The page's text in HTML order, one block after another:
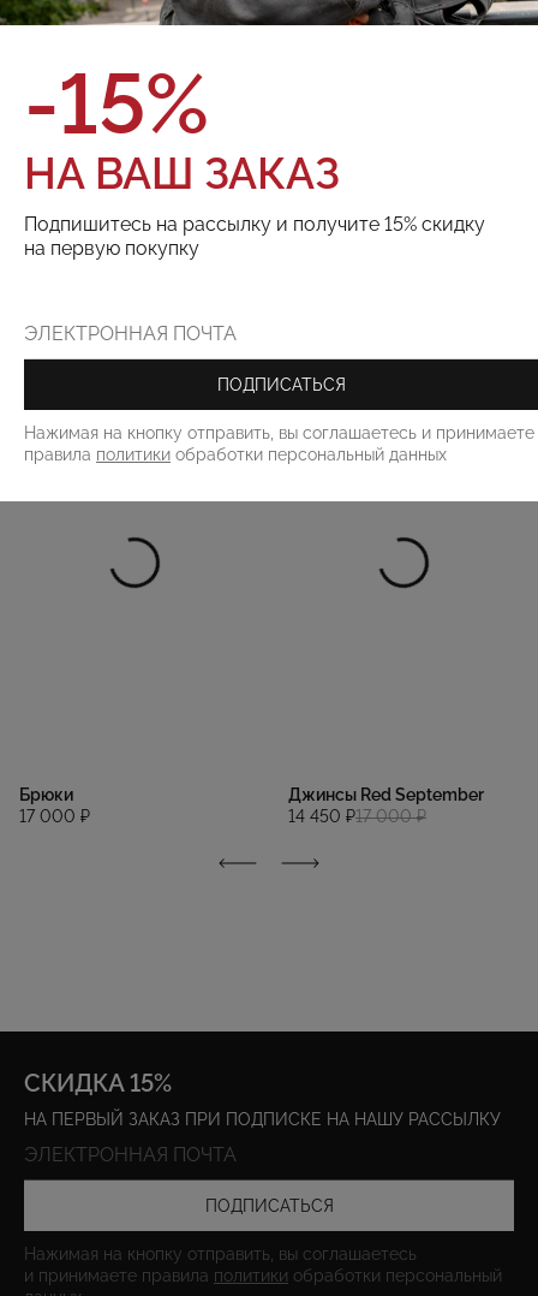
Состав:100% хлопок
ТОВАРА НЕТ В НАЛИЧИИ
РЕКОМЕНДУЕМ
Брюки
17 000 ₽
Джинсы Red September
14 450 ₽17 000 ₽
СКИДКА 15%
НА ПЕРВЫЙ ЗАКАЗ ПРИ ПОДПИСКЕ НА НАШУ РАССЫЛКУ
ПОДПИСАТЬСЯ
Нажимая на кнопку отправить, вы соглашаетесь
и принимаете правила политики обработки персональный
-15%
НА ВАШ ЗАКАЗ
Подпишитесь на рассылку и получите 15% скидку
на первую покупку
ПОДПИСАТЬСЯ
Нажимая на кнопку отправить, вы соглашаетесь и принимаете
правила политики обработки персональный данных